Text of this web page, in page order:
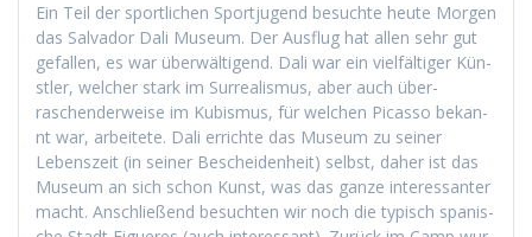
Ein Teil der sportlichen Sportju­gend besuchte heute Mor­gen
das Sal­vador Dali Muse­um. Der Aus­flug hat allen sehr gut
gefall­en, es war über­wälti­gend. Dali war ein vielfältiger Kün­
stler, welch­er stark im Sur­re­al­is­mus, aber auch über­
raschen­der­weise im Kubis­mus, für welchen Picas­so bekan­
nt war, arbeit­ete. Dali errichte das Muse­um zu sein­er
Leben­szeit (in sein­er Beschei­den­heit) selb­st, daher ist das
Muse­um an sich schon Kun­st, was das ganze inter­es­san­ter
macht. Anschließend besucht­en wir noch die typ­isch spanis­